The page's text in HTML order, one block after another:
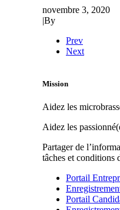
novembre 3, 2020
|By
Prev
Next
Mission
Aidez les
Aidez les
Partager de
tâches et conditions
Portail
Portail